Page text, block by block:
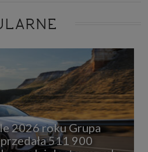
2026 roku Grupa
511 900